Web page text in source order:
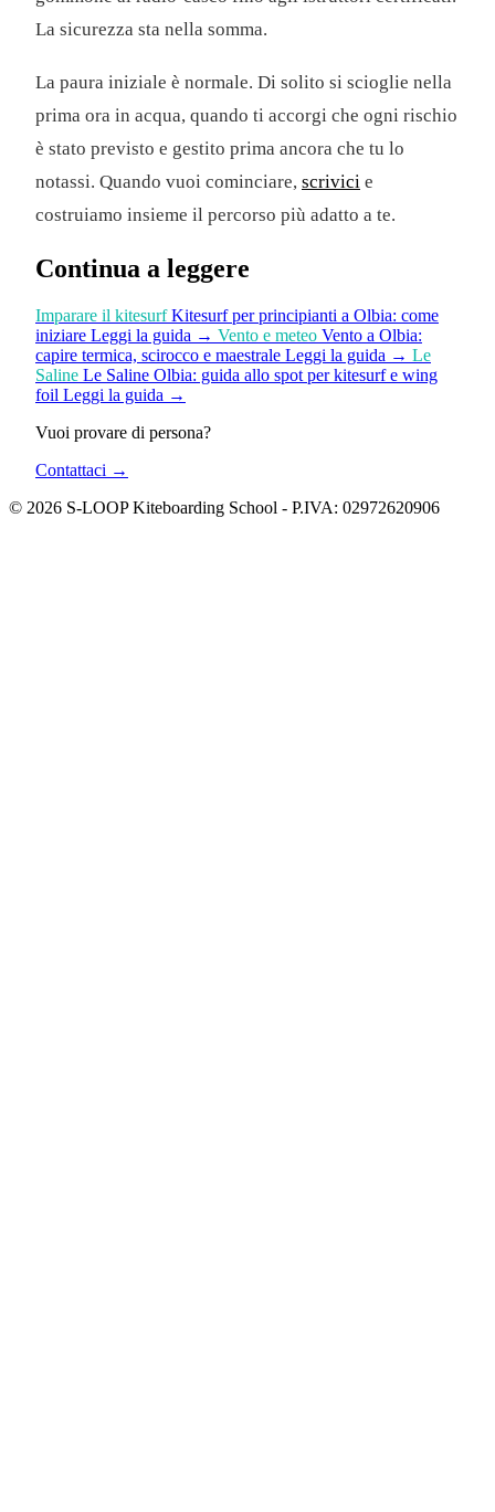
La sicurezza sta nella somma.
La paura iniziale è normale. Di solito si scioglie nella
prima ora in acqua, quando ti accorgi che ogni rischio
è stato previsto e gestito prima ancora che tu lo
notassi. Quando vuoi cominciare, scrivici e
costruiamo insieme il percorso più adatto a te.
Continua a leggere
Imparare il kitesurf Kitesurf per principianti a Olbia: come
iniziare Leggi la guida → Vento e meteo Vento a Olbia:
capire termica, scirocco e maestrale Leggi la guida → Le
Saline Le Saline Olbia: guida allo spot per kitesurf e wing
foil Leggi la guida →
Vuoi provare di persona?
Contattaci →
© 2026 S-LOOP Kiteboarding School - P.IVA: 02972620906